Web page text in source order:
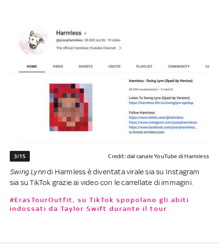
3/15 Credit: dal canale YouTube di Harmless
Swing Lynndi Harmless è diventata virale sia su Instagram
sia su TikTok grazie ai video con le carrellate di immagini.
#ErasTourOutfit, su TikTok spopolano gli abiti
indossati da Taylor Swift durante il tour